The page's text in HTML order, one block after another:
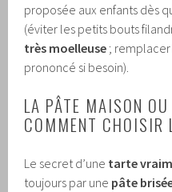
proposée aux enfants dès
(éviter les petits bouts
très moelleuse ;
prononcé si besoin).
LA PÂTE MAISON
COMMENT CHOISIR
Le secret d’une tarte
toujours par une pâte